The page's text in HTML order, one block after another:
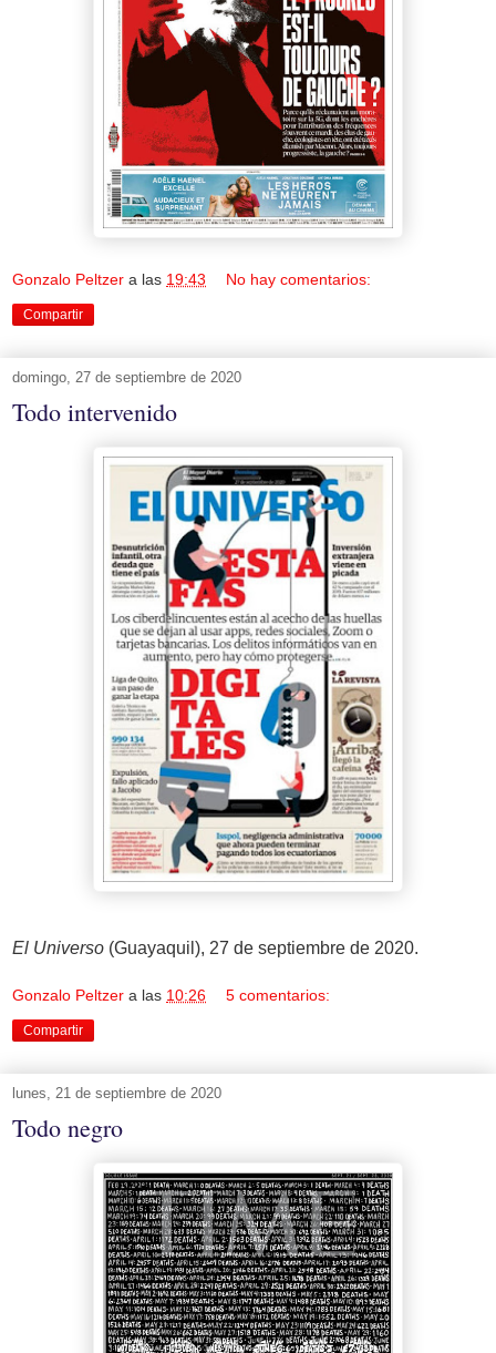
Gonzalo Peltzer a las 19:43 No hay comentarios:
Compartir
domingo, 27 de septiembre de 2020
Todo intervenido
El Universo (Guayaquil), 27 de septiembre de 2020.
Gonzalo Peltzer a las 10:26 5 comentarios:
Compartir
lunes, 21 de septiembre de 2020
Todo negro